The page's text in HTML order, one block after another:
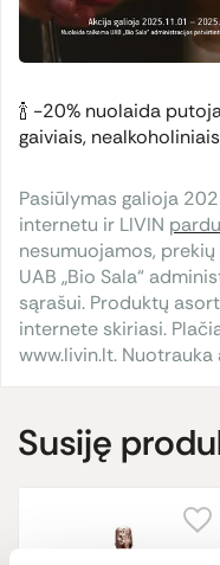
🍾 -20% nuolaida
gaiviais,
Pasiūlymas galioja
internetu ir LIVIN
nesumuojamos,
UAB „Bio Sala“
sąrašui. Produktų
internete skiriasi.
www.livin.lt.
Susiję